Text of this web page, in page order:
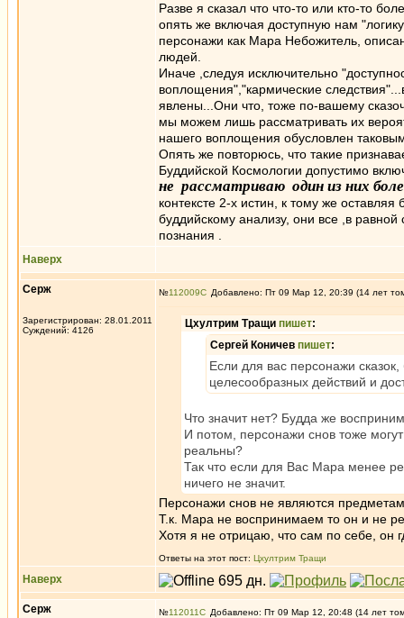
Разве я сказал что что-то или кто-то
опять же включая доступную нам
персонажи как Мара Небожитель,
людей.
Иначе ,следуя исключительно
воплощения","кармические
явлены...Они что, тоже по-вашему
мы можем лишь рассматривать их
нашего воплощения обусловлен
Опять же повторюсь, что такие
Буддийской Космологии допустимо
не рассматриваю один из них
контексте 2-х истин, к тому же
буддийскому анализу, они все ,в
познания .
Наверх
Серж
Зарегистрирован: 28.01.2011
Суждений: 4126
№112009 Добавлено: Пт 09 Мар 12, 20:39 (14 лет
Цхултрим Тращи пишет:
Сергей Коничев пишет:
Если для вас персонажи
целесообразных действий и
Что значит нет? Будда же
И потом, персонажи снов тоже
реальны?
Так что если для Вас Мара менее
ничего не значит.
Персонажи снов не являются
Т.к. Мара не воспринимаем то он и не
Хотя я не отрицаю, что сам по себе, он
Ответы на этот пост: Цхултрим Тращи
Наверх
Серж №112011 Добавлено: Пт 09 Мар 12, 20:48 (14 лет